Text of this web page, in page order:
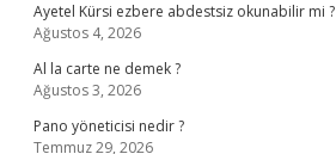
Ayetel Kürsi ezbere abdestsiz okunabilir mi ?
Ağustos 4, 2026
Al la carte ne demek ?
Ağustos 3, 2026
Pano yöneticisi nedir ?
Temmuz 29, 2026